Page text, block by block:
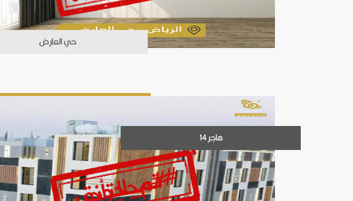
حي العارض
هاجر 14